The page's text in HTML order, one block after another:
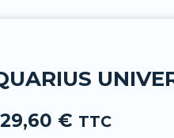
f
€de
TTC